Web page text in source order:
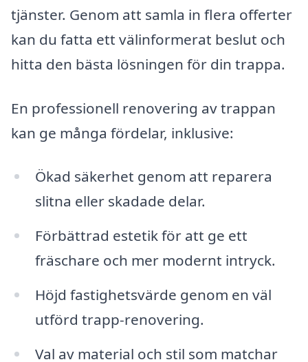
tjänster. Genom att samla in flera offerter
kan du fatta ett välinformerat beslut och
hitta den bästa lösningen för din trappa.
En professionell renovering av trappan
kan ge många fördelar, inklusive:
Ökad säkerhet genom att reparera
slitna eller skadade delar.
Förbättrad estetik för att ge ett
fräschare och mer modernt intryck.
Höjd fastighetsvärde genom en väl
utförd trapp-renovering.
Val av material och stil som matchar